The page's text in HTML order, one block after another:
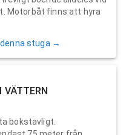
Motorbåt finns att hyra
stuga →
VÄTTERN
bokstavligt.